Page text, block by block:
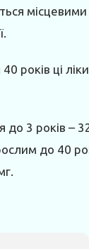
років ці
до 3 років –
до 40